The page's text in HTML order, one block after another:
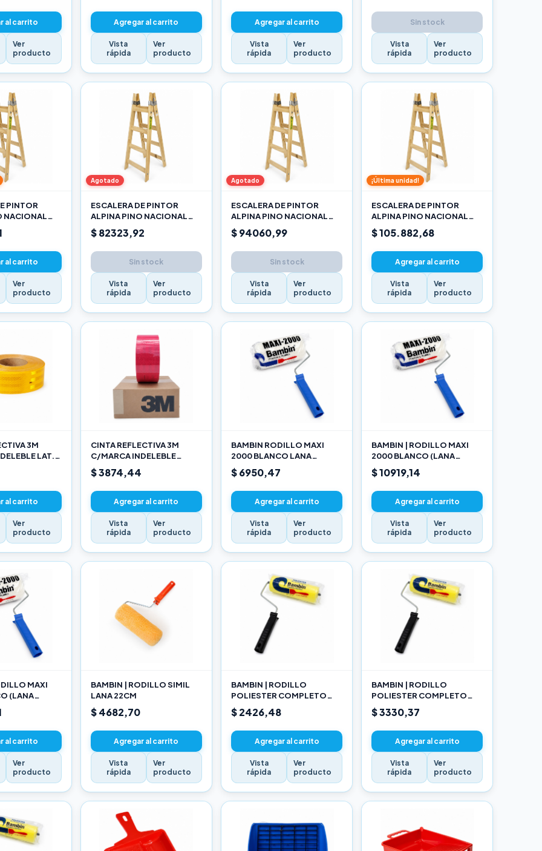
al carrito
Ver
producto
Agregar al carrito
Vista
rápida
Ver
producto
Agregar al carrito
Vista
rápida
Ver
producto
Sin stock
Vista
rápida
Ver
producto
PINTOR
NACIONAL
al carrito
Ver
producto
Agotado
ESCALERA DE PINTOR
ALPINA PINO NACIONAL
2,10M PRO
$ 82323,92
Sin stock
Vista
rápida
Ver
producto
Agotado
ESCALERA DE PINTOR
ALPINA PINO NACIONAL
2,40M PRO
$ 94060,99
Sin stock
Vista
rápida
Ver
producto
¡Última unidad!
ESCALERA DE PINTOR
ALPINA PINO NACIONAL
2,70M PRO
$ 105.882,68
Agregar al carrito
Vista
rápida
Ver
producto
3M
LAT.
al carrito
Ver
producto
CINTA REFLECTIVA 3M
C/MARCA INDELEBLE
TRASERA BLANCA Y ROJO X
METRO
$ 3874,44
Agregar al carrito
Vista
rápida
Ver
producto
BAMBIN RODILLO MAXI
2000 BLANCO LANA
SELECCIONADA 10 CM
$ 6950,47
Agregar al carrito
Vista
rápida
Ver
producto
BAMBIN | RODILLO MAXI
2000 BLANCO (LANA
SELECCIONADA) 17CM
$ 10919,14
Agregar al carrito
Vista
rápida
Ver
producto
MAXI
(LANA
22CM
al carrito
Ver
producto
BAMBIN | RODILLO SIMIL
LANA 22CM
$ 4682,70
Agregar al carrito
Vista
rápida
Ver
producto
BAMBIN | RODILLO
POLIESTER COMPLETO
10CM
$ 2426,48
Agregar al carrito
Vista
rápida
Ver
producto
BAMBIN | RODILLO
POLIESTER COMPLETO
17CM
$ 3330,37
Agregar al carrito
Vista
rápida
Ver
producto